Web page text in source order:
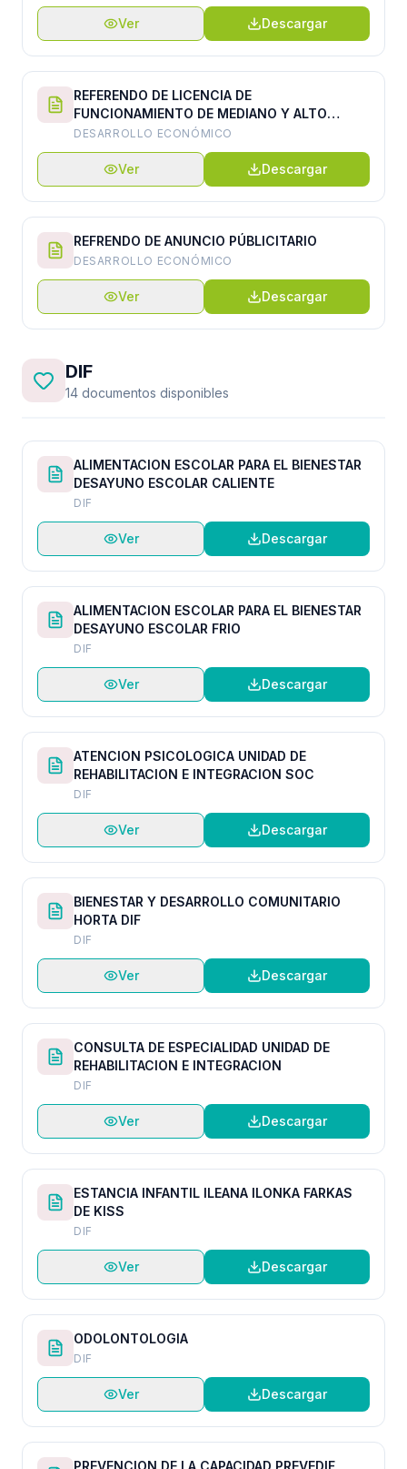
Ver Descargar
REFERENDO DE LICENCIA DE
FUNCIONAMIENTO DE MEDIANO Y ALTO
IMPACTO
DESARROLLO ECONÓMICO
Ver Descargar
REFRENDO DE ANUNCIO PÚBLICITARIO
DESARROLLO ECONÓMICO
Ver Descargar
DIF
14 documentos disponibles
ALIMENTACION ESCOLAR PARA EL BIENESTAR
DESAYUNO ESCOLAR CALIENTE
DIF
Ver Descargar
ALIMENTACION ESCOLAR PARA EL BIENESTAR
DESAYUNO ESCOLAR FRIO
DIF
Ver Descargar
ATENCION PSICOLOGICA UNIDAD DE
REHABILITACION E INTEGRACION SOC
DIF
Ver Descargar
BIENESTAR Y DESARROLLO COMUNITARIO
HORTA DIF
DIF
Ver Descargar
CONSULTA DE ESPECIALIDAD UNIDAD DE
REHABILITACION E INTEGRACION
DIF
Ver Descargar
ESTANCIA INFANTIL ILEANA ILONKA FARKAS
DE KISS
DIF
Ver Descargar
ODOLONTOLOGIA
DIF
Ver Descargar
PREVENCION DE LA CAPACIDAD PREVEDIF